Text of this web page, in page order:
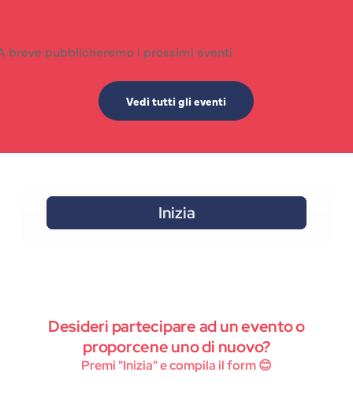
breve pubblicheremo i prossimi eventi
Vedi tutti gli eventi